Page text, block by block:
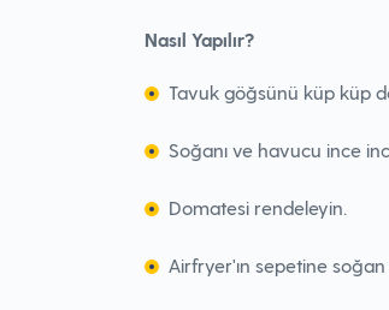
Nasıl Yapılır?
Tavuk göğsünü küp küp
Soğanı ve havucu ince
Domatesi rendeleyin.
Airfryer'ın sepetine